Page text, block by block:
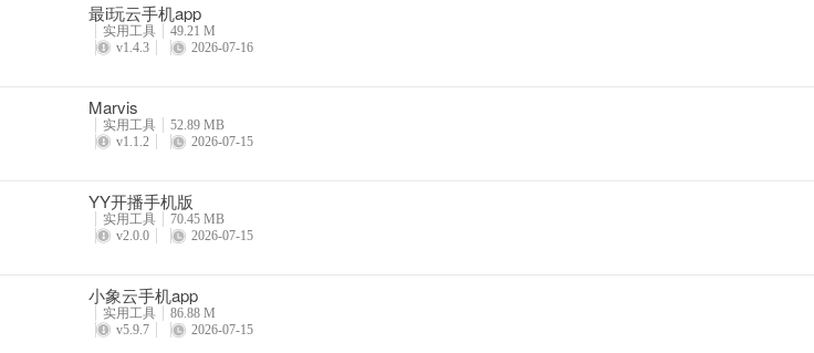
最i玩云手机app
实用工具
49.21 M
v1.4.3
2026-07-16
Marvis
实用工具
52.89 MB
v1.1.2
2026-07-15
YY开播手机版
实用工具
70.45 MB
v2.0.0
2026-07-15
小象云手机app
实用工具
86.88 M
v5.9.7
2026-07-15